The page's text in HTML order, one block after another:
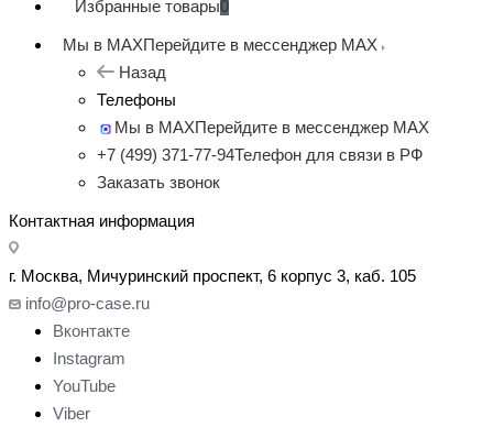
Избранные товары0
Мы в MAXПерейдите в мессенджер MAX
Назад
Телефоны
Мы в MAXПерейдите в мессенджер MAX
+7 (499) 371-77-94Телефон для связи в РФ
Заказать звонок
Контактная информация
г. Москва, Мичуринский проспект, 6 корпус 3, каб. 105
info@pro-case.ru
Вконтакте
Instagram
YouTube
Viber